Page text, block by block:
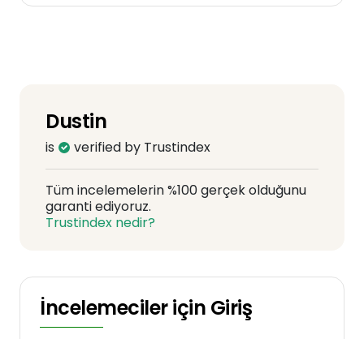
Dustin
is verified by Trustindex
Tüm incelemelerin %100 gerçek olduğunu
garanti ediyoruz.
Trustindex nedir?
İncelemeciler için Giriş